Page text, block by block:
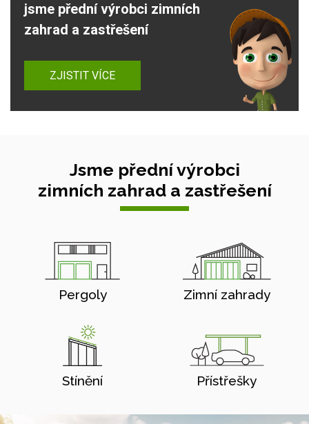
jsme přední výrobci zimních
zahrad a zastřešení
ZJISTIT VÍCE
Jsme přední výrobci
zimních zahrad a zastřešení
Pergoly Zimní zahrady
Stínění Přístřešky